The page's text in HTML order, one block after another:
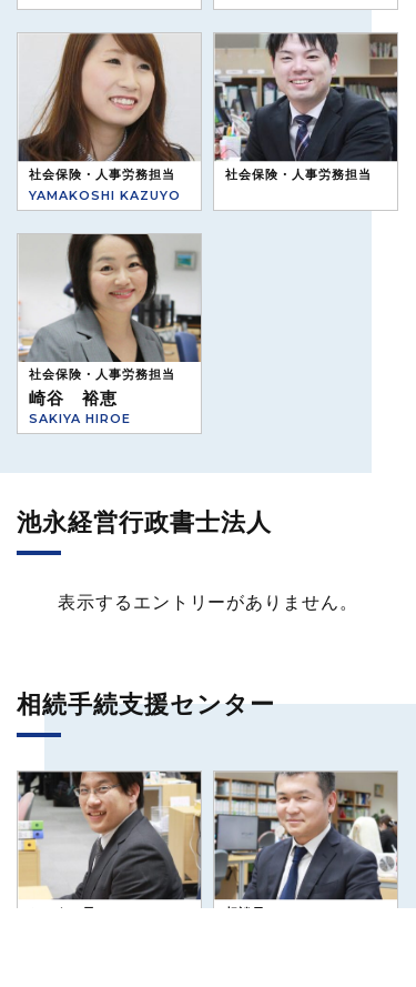
社会保険・人事労務担当
YAMAKOSHI KAZUYO
社会保険・人事労務担当
社会保険・人事労務担当
崎谷 裕恵
SAKIYA HIROE
池永経営行政書士法人
表示するエントリーがありません。
相続手続支援センター
センター長 相談員